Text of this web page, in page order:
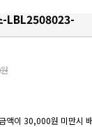
-LBL2508023-
액이 30,000원 미만시